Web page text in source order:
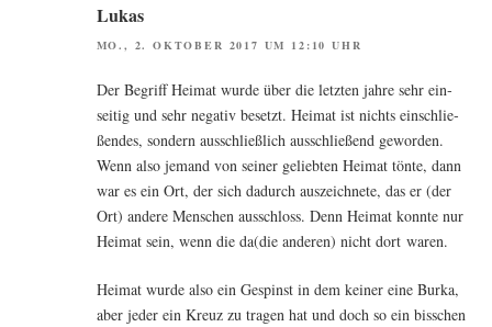
Lukas
MO., 2. OKTOBER 2017 UM 12:10 UHR
Der Begriff Hei­mat wur­de über die letz­ten jah­re sehr ein­
sei­tig und sehr nega­tiv besetzt. Hei­mat ist nichts ein­schlie­
ßen­des, son­dern aus­schließ­lich aus­schlie­ßend gewor­den.
Wenn also jemand von sei­ner gelieb­ten Hei­mat tön­te, dann
war es ein Ort, der sich dadurch aus­zeich­ne­te, das er (der
Ort) ande­re Men­schen aus­schloss. Denn Hei­mat konn­te nur
Hei­mat sein, wenn die da(die ande­ren) nicht dort waren.
Hei­mat wur­de also ein Gespinst in dem kei­ner eine Bur­ka,
aber jeder ein Kreuz zu tra­gen hat und doch so ein biss­chen